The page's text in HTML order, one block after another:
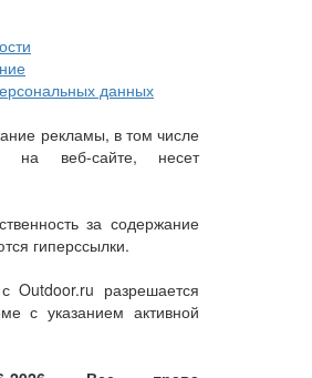
данных
рекламы, в том числе
на веб-сайте, несет
за содержание
гиперссылки.
Outdoor.ru разрешается
с указанием активной